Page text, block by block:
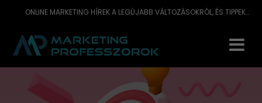
ONLINE MARKETING HÍREK A LEGÚJABB VÁLTOZÁSOKRÓL, ÉS TIPPEK A LEGJOBB SZAKÉRTŐKTŐL